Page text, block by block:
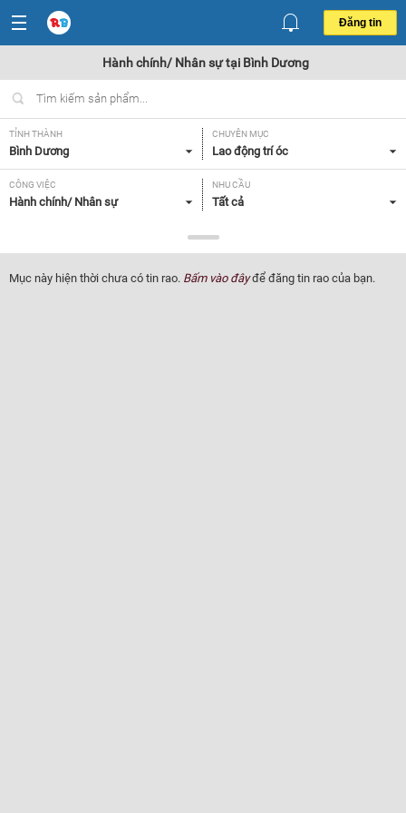
Đăng tin
Hành chính/ Nhân sự tại Bình Dương
TỈNH THÀNH
Bình Dương
CHUYÊN MỤC
Lao động trí óc
CÔNG VIỆC
Hành chính/ Nhân sự
NHU CẦU
Tất cả
Tất cả
Mục này hiện thời chưa có tin rao. Bấm vào đâyđể đăng tin rao của bạn.